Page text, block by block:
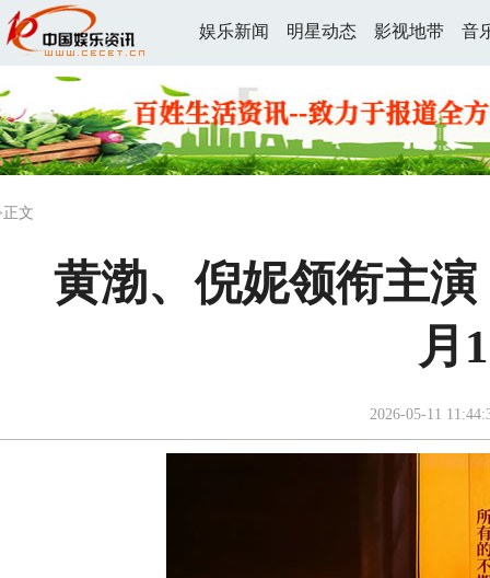
娱乐新闻 明星动态 影视地带 音
文
黄渤、倪妮领衔主
月
2026-05-11